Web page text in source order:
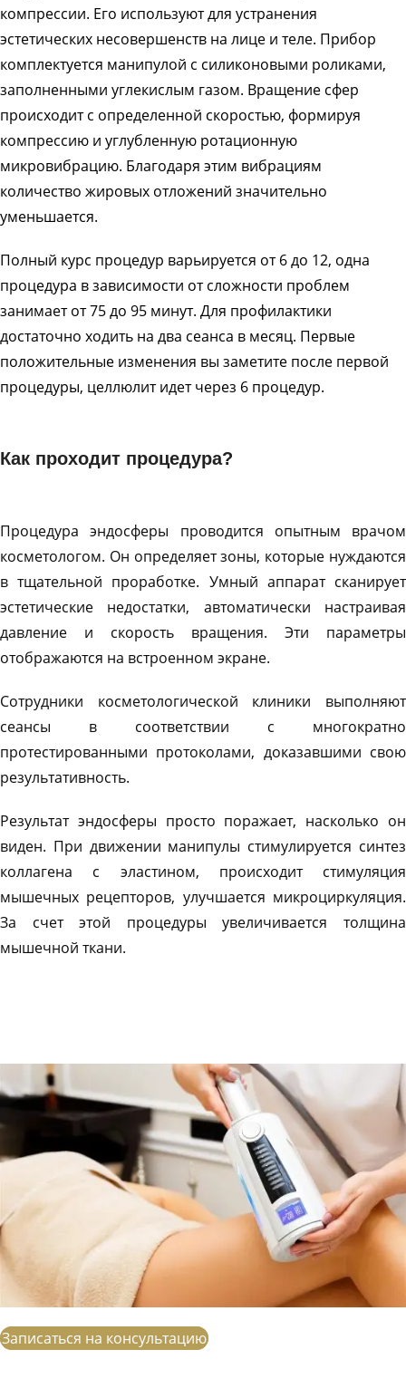
компрессии. Его используют для устранения
эстетических несовершенств на лице и теле. Прибор
комплектуется манипулой с силиконовыми роликами,
заполненными углекислым газом. Вращение сфер
происходит с определенной скоростью, формируя
компрессию и углубленную ротационную
микровибрацию. Благодаря этим вибрациям
количество жировых отложений значительно
уменьшается.
Полный курс процедур варьируется от 6 до 12, одна
процедура в зависимости от сложности проблем
занимает от 75 до 95 минут. Для профилактики
достаточно ходить на два сеанса в месяц. Первые
положительные изменения вы заметите после первой
процедуры, целлюлит идет через 6 процедур.
Как проходит процедура?
Процедура эндосферы проводится опытным врачом
косметологом. Он определяет зоны, которые нуждаются
в тщательной проработке. Умный аппарат сканирует
эстетические недостатки, автоматически настраивая
давление и скорость вращения. Эти параметры
отображаются на встроенном экране.
Сотрудники косметологической клиники выполняют
сеансы в соответствии с многократно
протестированными протоколами, доказавшими свою
результативность.
Результат эндосферы просто поражает, насколько он
виден. При движении манипулы стимулируется синтез
коллагена с эластином, происходит стимуляция
мышечных рецепторов, улучшается микроциркуляция.
За счет этой процедуры увеличивается толщина
мышечной ткани.
Записаться на консультацию